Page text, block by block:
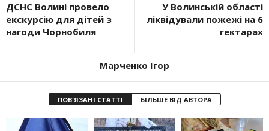
ДСНС Волині провело
екскурсію для дітей з
нагоди Чорнобиля
У Волинській області
ліквідували пожежі на 6
гектарах
Марченко Ігор
ПОВ'ЯЗАНІ СТАТТІ БІЛЬШЕ ВІД АВТОРА